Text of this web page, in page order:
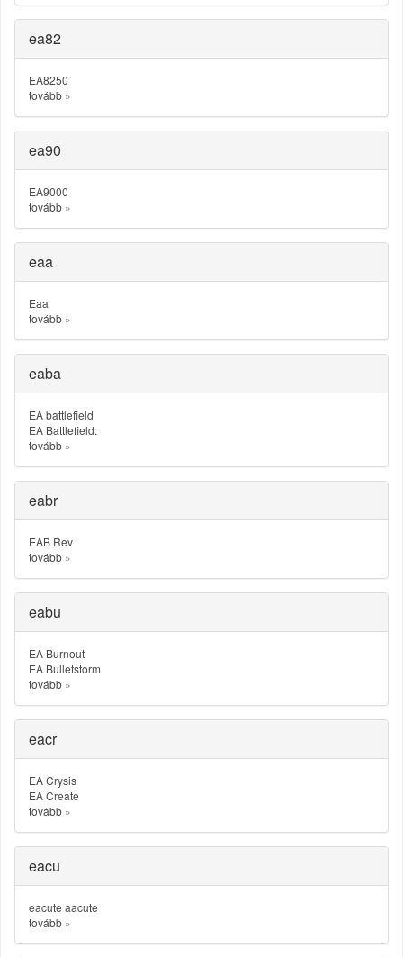
ea82
EA8250
tovább »
ea90
EA9000
tovább »
eaa
Eaa
tovább »
eaba
EA battlefield
EA Battlefield:
tovább »
eabr
EAB Rev
tovább »
eabu
EA Burnout
EA Bulletstorm
tovább »
eacr
EA Crysis
EA Create
tovább »
eacu
eacute aacute
tovább »